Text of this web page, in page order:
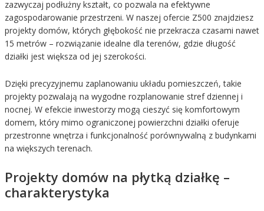
zazwyczaj podłużny kształt, co pozwala na efektywne
zagospodarowanie przestrzeni. W naszej ofercie Z500 znajdziesz
projekty domów, których głębokość nie przekracza czasami nawet
15 metrów – rozwiązanie idealne dla terenów, gdzie długość
działki jest większa od jej szerokości.
Dzięki precyzyjnemu zaplanowaniu układu pomieszczeń, takie
projekty pozwalają na wygodne rozplanowanie stref dziennej i
nocnej. W efekcie inwestorzy mogą cieszyć się komfortowym
domem, który mimo ograniczonej powierzchni działki oferuje
przestronne wnętrza i funkcjonalność porównywalną z budynkami
na większych terenach.
Projekty domów na płytką działkę –
charakterystyka